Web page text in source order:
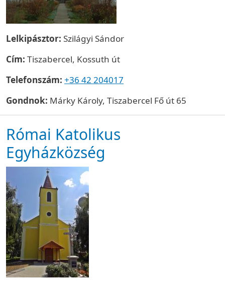
Lelkipásztor: Szilágyi Sándor
Cím: Tiszabercel, Kossuth út
Telefonszám: +36 42 204017
Gondnok: Márky Károly, Tiszabercel Fő út 65
Római Katolikus
Egyházközség